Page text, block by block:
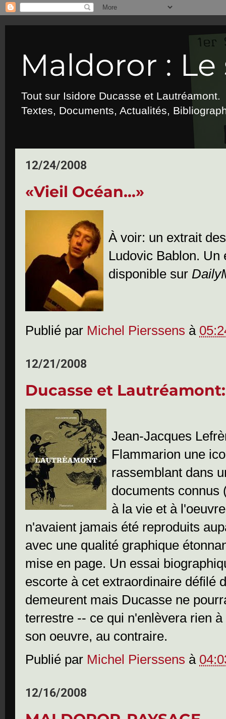
Maldoror : Le
Tout sur Isidore Ducasse et Lautréamont.
Textes, Documents, Actualités,
12/24/2008
«Vieil Océan...»
À voir: un extrait
Ludovic Bablon.
disponible sur
Publié par Michel Pierssens à
12/21/2008
Ducasse et
Jean-Jacques
Flammarion une
rassemblant dans
documents connus
à la vie et à
n'avaient jamais été reproduits
avec une qualité graphique
mise en page. Un essai
escorte à cet extraordinaire défilé
demeurent mais Ducasse ne
terrestre -- ce qui n'enlèvera rien
son oeuvre, au contraire.
Publié par Michel Pierssens à
12/16/2008